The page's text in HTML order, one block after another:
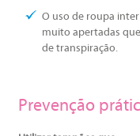
O uso de roupa
muito apertadas
de transpiração.
Prevenção